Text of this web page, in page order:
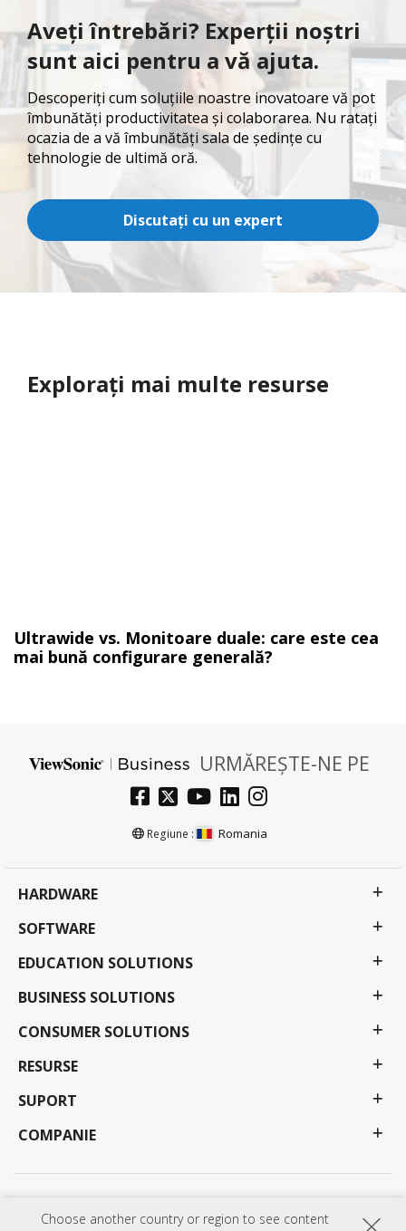
Choose another country or region to see content
Aveți întrebări? Experții noștri
sunt aici pentru a vă ajuta.
Descoperiți cum soluțiile noastre inovatoare vă pot
îmbunătăți productivitatea și colaborarea. Nu ratați
ocazia de a vă îmbunătăți sala de ședințe cu
tehnologie de ultimă oră.
Discutați cu un expert
Explorați mai multe resurse
Ultrawide vs. Monitoare duale: care este cea
mai bună configurare generală?
URMĂREȘTE-NE PE
Regiune : Romania
HARDWARE
SOFTWARE
EDUCATION SOLUTIONS
BUSINESS SOLUTIONS
CONSUMER SOLUTIONS
RESURSE
SUPORT
COMPANIE
Programele, specificațiile, prețurile și disponibilitatea pot fi modificate fără notificare. Selecțiile,